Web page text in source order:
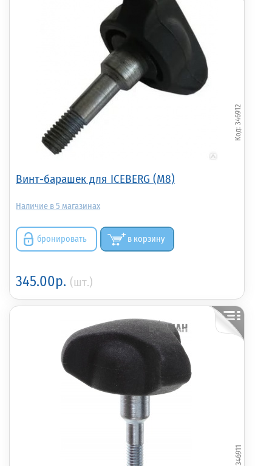
Винт-барашек для ICEBERG (М8)
346912
5
бронировать в корзину
345.00р. (шт.)
346911